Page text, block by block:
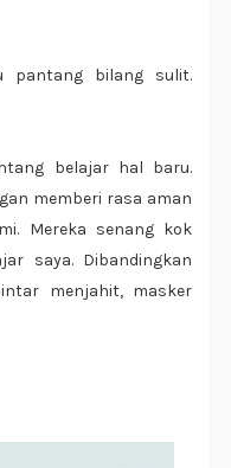
pantang bilang sulit.
belajar hal baru.
memberi rasa aman
Mereka senang kok
saya. Dibandingkan
menjahit, masker